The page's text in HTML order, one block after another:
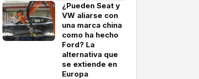
¿Pueden Seat y
VW aliarse con
una marca china
como ha hecho
Ford? La
alternativa que
se extiende en
Europa